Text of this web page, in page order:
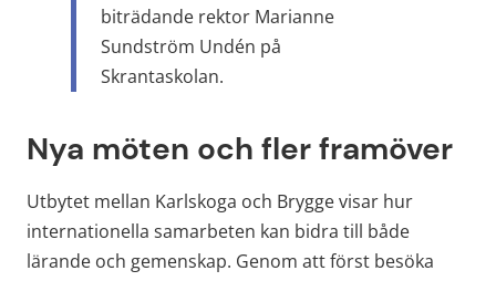
biträdande rektor Marianne
Sundström Undén på
Skrantaskolan.
Nya möten och fler framöver
Utbytet mellan Karlskoga och Brygge visar hur
internationella samarbeten kan bidra till både
lärande och gemenskap. Genom att först besöka